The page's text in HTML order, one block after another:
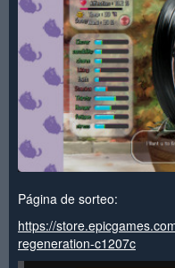
Página de sorteo:
https://
regeneration-c1207c